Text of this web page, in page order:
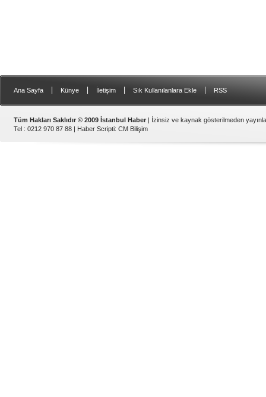
Ana Sayfa Künye İletişim Sık Kullanılanlara Ekle RSS
Tüm Hakları Saklıdır © 2009 İstanbul Haber | İzinsiz ve kaynak gösterilmeden
Tel : 0212 970 87 88 | Haber Scripti: CM Bilişim